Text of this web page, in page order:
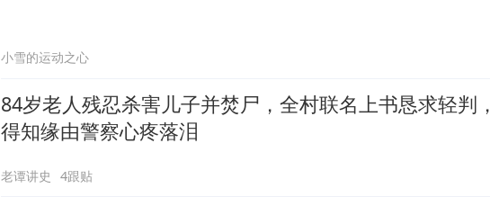
小雪的运动之心
84岁老人残忍杀害儿子并焚尸，全村联名上书恳求轻判，
得知缘由警察心疼落泪
老谭讲史 4跟贴